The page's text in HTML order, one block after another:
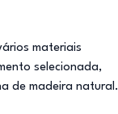
materiais
selecionada,
de madeira natural.